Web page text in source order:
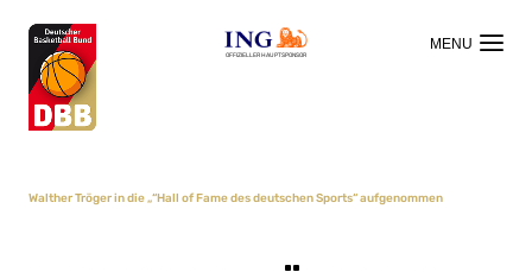
OFFIZIELLER HAUPTSPONSOR
Walther Tröger in die „“Hall of Fame des deutschen Sports“ aufgenommen